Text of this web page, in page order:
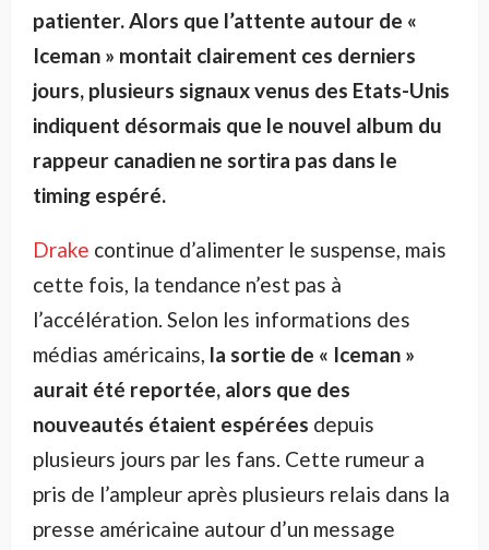
patienter. Alors que l’attente autour de «
Iceman » montait clairement ces derniers
jours, plusieurs signaux venus des Etats-Unis
indiquent désormais que le nouvel album du
rappeur canadien ne sortira pas dans le
timing espéré.
Drake continue d’alimenter le suspense, mais
cette fois, la tendance n’est pas à
l’accélération. Selon les informations des
médias américains, la sortie de « Iceman »
aurait été reportée, alors que des
nouveautés étaient espérées depuis
plusieurs jours par les fans. Cette rumeur a
pris de l’ampleur après plusieurs relais dans la
presse américaine autour d’un message